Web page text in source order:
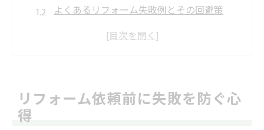
よくあるリフォーム失敗例とその回避策
リフォーム依頼時に注意したい基本ポイン
リフォームで後悔しないための心得と準備
初めてでも安心なリフォーム準備術
リフォーム依頼前に失敗を防ぐ心
得